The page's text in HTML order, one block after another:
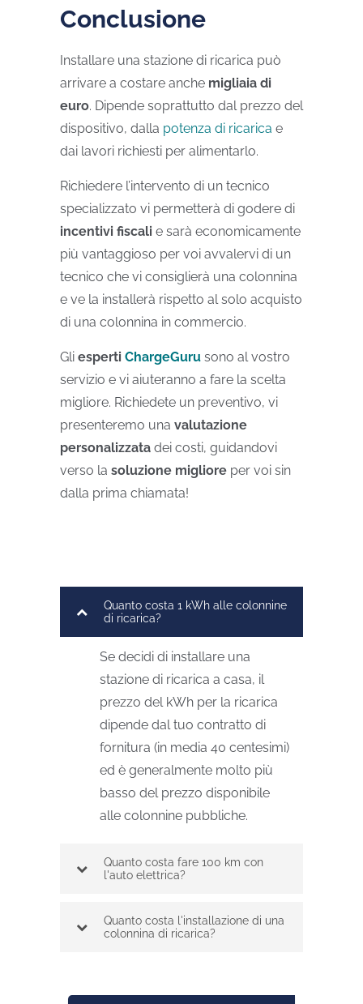
Conclusione
Installare una stazione di ricarica può
arrivare a costare anche migliaia di
euro. Dipende soprattutto dal prezzo del
dispositivo, dalla potenza di ricarica e
dai lavori richiesti per alimentarlo.
Richiedere l’intervento di un tecnico
specializzato vi permetterà di godere di
incentivi fiscali e sarà economicamente
più vantaggioso per voi avvalervi di un
tecnico che vi consiglierà una colonnina
e ve la installerà rispetto al solo acquisto
di una colonnina in commercio.
Gli esperti ChargeGuru sono al vostro
servizio e vi aiuteranno a fare la scelta
migliore. Richiedete un preventivo, vi
presenteremo una valutazione
personalizzata dei costi, guidandovi
verso la soluzione migliore per voi sin
dalla prima chiamata!
Quanto costa 1 kWh alle colonnine
di ricarica?
Se decidi di installare una
stazione di ricarica a casa, il
prezzo del kWh per la ricarica
dipende dal tuo contratto di
fornitura (in media 40 centesimi)
ed è generalmente molto più
basso del prezzo disponibile
alle colonnine pubbliche.
Quanto costa fare 100 km con
l'auto elettrica?
Quanto costa l'installazione di una
colonnina di ricarica?